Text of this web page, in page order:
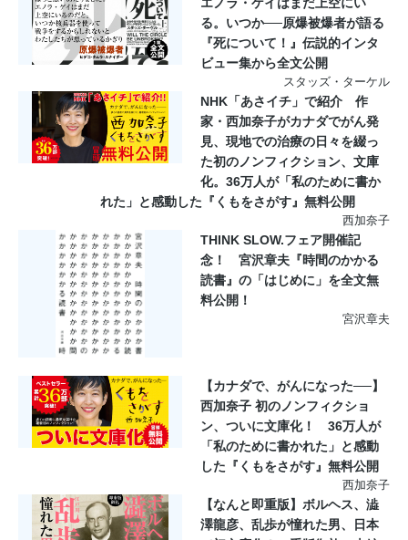
エノラ・ゲイはまだ上空にい
る。いつか──原爆被爆者が語る
『死について！』伝説的インタ
ビュー集から全文公開
スタッズ・ターケル
NHK「あさイチ」で紹介 作
家・西加奈子がカナダでがん発
見、現地での治療の日々を綴っ
た初のノンフィクション、文庫
化。36万人が「私のために書か
れた」と感動した『くもをさがす』無料公開
西加奈子
THINK SLOW.フェア開催記
念！ 宮沢章夫『時間のかかる
読書』の「はじめに」を全文無
料公開！
宮沢章夫
【カナダで、がんになった──】
西加奈子 初のノンフィクショ
ン、ついに文庫化！ 36万人が
「私のために書かれた」と感動
した『くもをさがす』無料公開
西加奈子
【なんと即重版】ボルヘス、澁
澤龍彦、乱歩が憧れた男、日本